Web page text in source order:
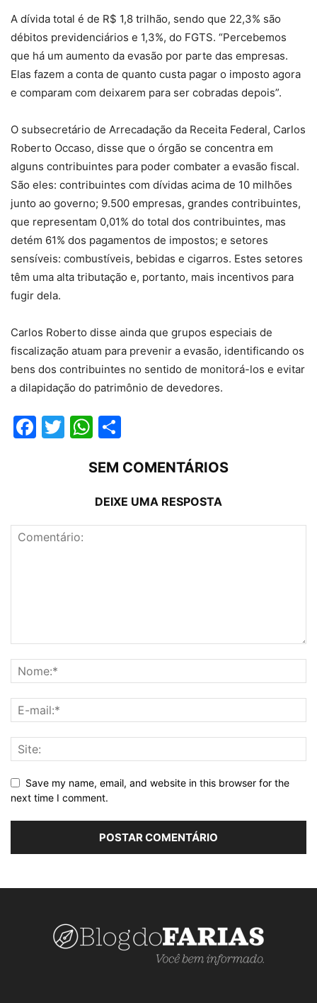
A dívida total é de R$ 1,8 trilhão, sendo que 22,3% são
débitos previdenciários e 1,3%, do FGTS. “Percebemos
que há um aumento da evasão por parte das empresas.
Elas fazem a conta de quanto custa pagar o imposto agora
e comparam com deixarem para ser cobradas depois”.
O subsecretário de Arrecadação da Receita Federal, Carlos
Roberto Occaso, disse que o órgão se concentra em
alguns contribuintes para poder combater a evasão fiscal.
São eles: contribuintes com dívidas acima de 10 milhões
junto ao governo; 9.500 empresas, grandes contribuintes,
que representam 0,01% do total dos contribuintes, mas
detém 61% dos pagamentos de impostos; e setores
sensíveis: combustíveis, bebidas e cigarros. Estes setores
têm uma alta tributação e, portanto, mais incentivos para
fugir dela.
Carlos Roberto disse ainda que grupos especiais de
fiscalização atuam para prevenir a evasão, identificando os
bens dos contribuintes no sentido de monitorá-los e evitar
a dilapidação do patrimônio de devedores.
Facebook
TwitterWhatsApp
SEM COMENTÁRIOS
DEIXE UMA RESPOSTA
Save my name, email, and website in this browser for the
next time I comment.